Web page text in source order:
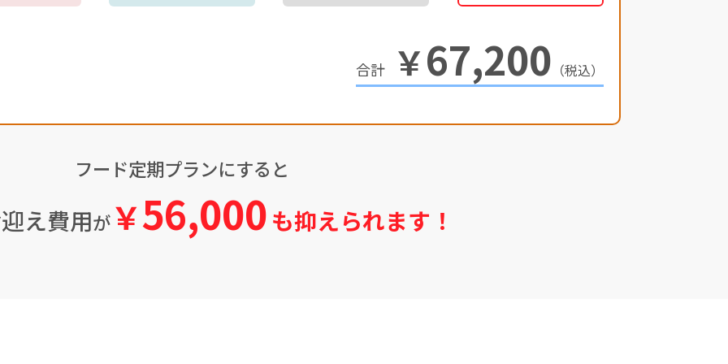
￥67,200 （税込）
フード定期プランにすると
え費用が￥56,000 も抑えられます！